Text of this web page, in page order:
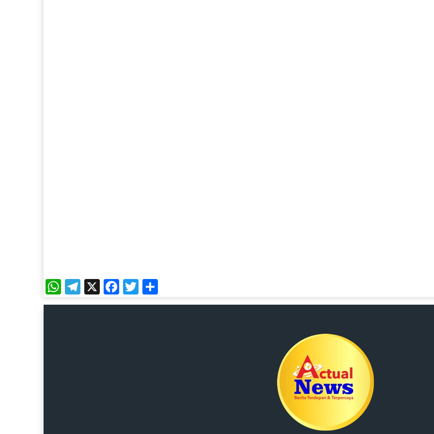
WhatsApp
Telegram
X Facebook
Twitter